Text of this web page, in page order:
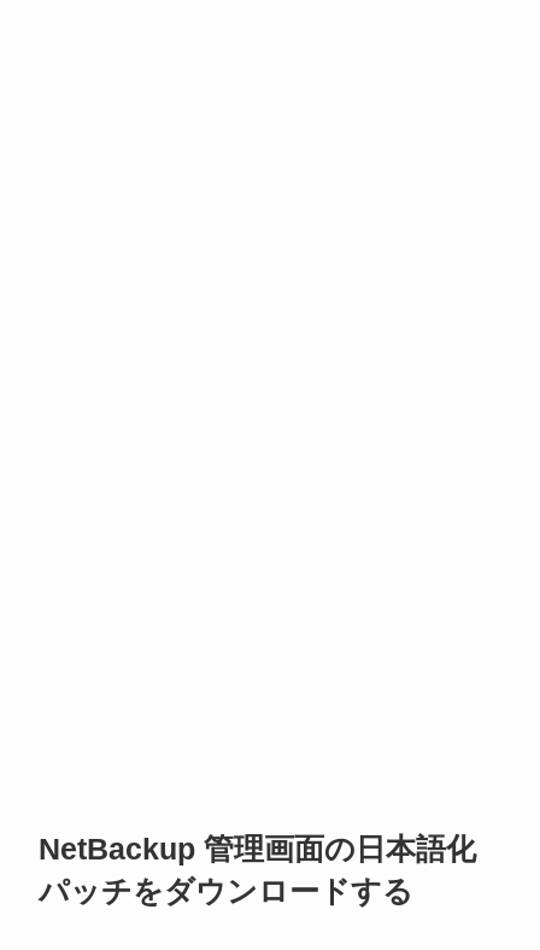
NetBackup 管理画面の日本語化
パッチをダウンロードする